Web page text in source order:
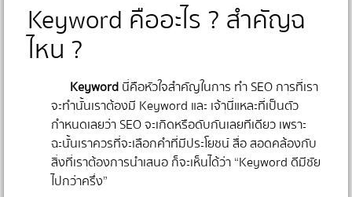
Keyword คืออะไร ? สำคัญฉ
ไหน ?
Keywordนี่คือหัวใจสำคัญในการ ทำ SEO การที่เรา
จะทำนั้นเราต้องมี Keyword และ เจ้านี่แหละที่เป็นตัว
กำหนดเลยว่า SEO จะเกิดหรือดับกันเลยทีเดียว เพราะ
ฉะนั้นเราควรที่จะเลือกคำที่มีประโยชน์ สื่อ สอดคล้องกับ
สิ่งที่เราต้องการนำเสนอ ก็จะเห็นได้ว่า “Keyword ดีมีชัย
ไปกว่าครึ่ง”